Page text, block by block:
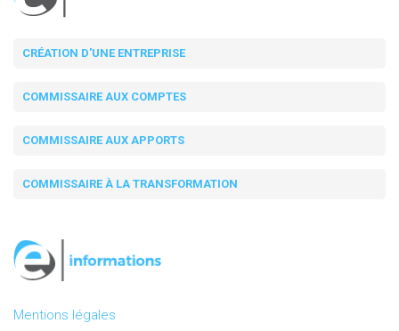
CRÉATION D'UNE ENTREPRISE
COMMISSAIRE AUX COMPTES
COMMISSAIRE AUX APPORTS
COMMISSAIRE À LA TRANSFORMATION
Mentions légales